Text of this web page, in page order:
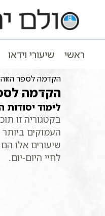
ראשי שיעורי וידאו
עמוד ראשי
הקדמה לספר
הקדמה
לימוד
בקטגוריה זו
העמוקים
שיעורים אלו
לחיי היום-יום.